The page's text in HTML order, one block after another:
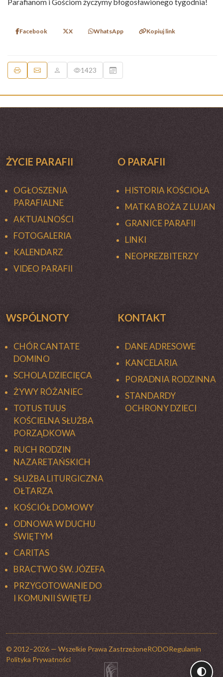
Parafianom i Gościom życzymy błogosławionego tygodnia!
Facebook X WhatsApp Kopiuj link
1423
ŻYCIE PARAFII
OGŁOSZENIA
PARAFIALNE
AKTUALNOŚCI
FOTOGALERIA
KALENDARZ
VIDEO PARAFII
O PARAFII
HISTORIA KOŚCIOŁA
MATKA BOŻA Z LUJAN
GRANICE PARAFII
LINKI
NEOPREZBITERZY
WSPÓLNOTY
CHÓR CANTATE
DOMINO
SCHOLA DZIECIĘCA
ŻYWY RÓŻANIEC
TOTUS TUUS
KOŚCIELNA SŁUŻBA
PORZĄDKOWA
RUCH RODZIN
NAZARETAŃSKICH
SŁUŻBA LITURGICZNA
OŁTARZA
KOŚCIÓŁ DOMOWY
ODNOWA W DUCHU
ŚWIĘTYM
CARITAS
BRACTWO ŚW. JÓZEFA
PRZYGOTOWANIE DO
I KOMUNII ŚWIĘTEJ
KONTAKT
DANE ADRESOWE
KANCELARIA
PORADNIA RODZINNA
STANDARDY
OCHRONY DZIECI
© 2012–2026 — Wszelkie Prawa ZastrzeżoneRODORegulamin
Polityka Prywatności